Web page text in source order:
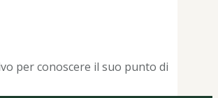
per conoscere il suo punto di